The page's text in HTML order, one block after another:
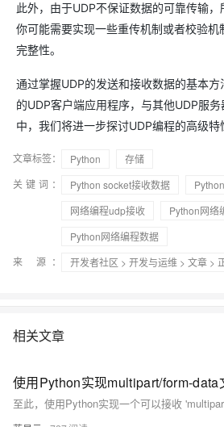
此外，由于UDP不保证数据的可靠传输，
你可能需要实现一些重传机制或者校验机
完整性。
通过掌握UDP的发送和接收数据的基本
的UDP客户端应用程序，与其他UDP服
中，我们将进一步探讨UDP编程的高级特
文章标签： Python
存储
关键词：
Python socket接收数据
网络编程udp接收
Python网络
Python网络编程数据
来 源：
开发者社区 > 开发与运维 > 文章 >
相关文章
使用Python实现multipart/form-data